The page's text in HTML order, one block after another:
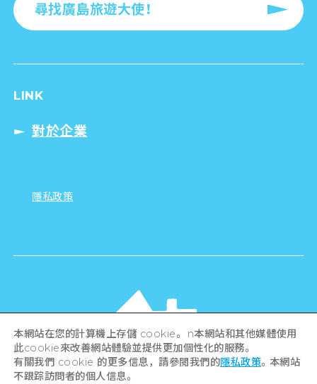
尋找廣島旅遊大使！
LINK
對於企業
隱私政策
本網站在您的計算機上存儲 cookie。 n本網站和其他媒體使用
此cookie來改善網站體驗並提供更加個性化的服務。
有關我們 cookie 的更多信息，請參閱我們的隱私政策。本網站
不跟踪訪問者的個人信息。